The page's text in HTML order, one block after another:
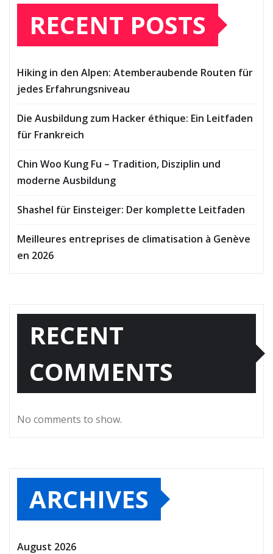
RECENT POSTS
Hiking in den Alpen: Atemberaubende Routen für
jedes Erfahrungsniveau
Die Ausbildung zum Hacker éthique: Ein Leitfaden
für Frankreich
Chin Woo Kung Fu – Tradition, Disziplin und
moderne Ausbildung
Shashel für Einsteiger: Der komplette Leitfaden
Meilleures entreprises de climatisation à Genève
en 2026
RECENT
COMMENTS
No comments to show.
ARCHIVES
August 2026